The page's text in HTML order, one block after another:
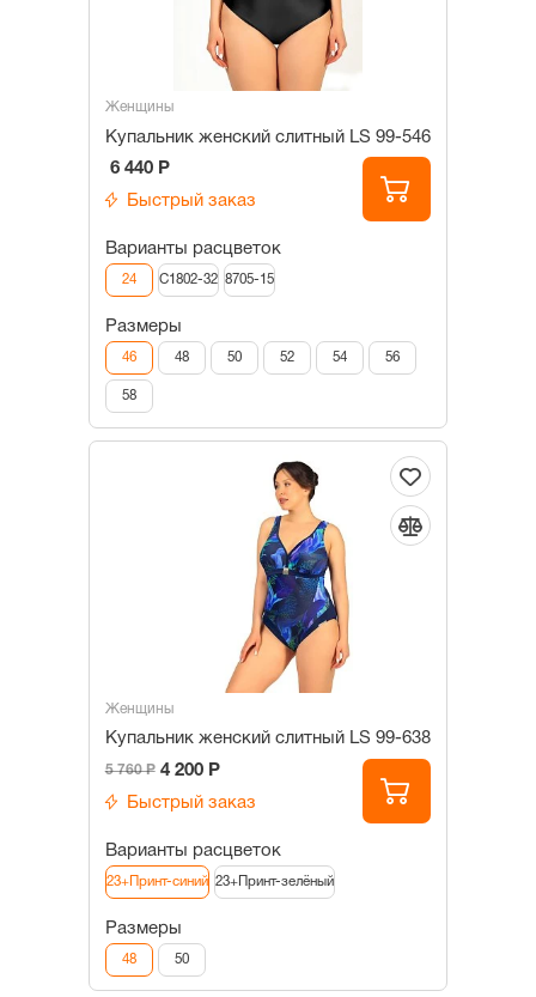
Женщины
Купальник женский слитный LS 99-546
6 440 Р
Быстрый заказ
Варианты расцветок
24 C1802-32 8705-15
Размеры
46 48 50 52 54 56
58
Женщины
Купальник женский слитный LS 99-638
5 760 Р 4 200 Р
Быстрый заказ
Варианты расцветок
23+Принт-синий 23+Принт-зелёный
Размеры
48 50